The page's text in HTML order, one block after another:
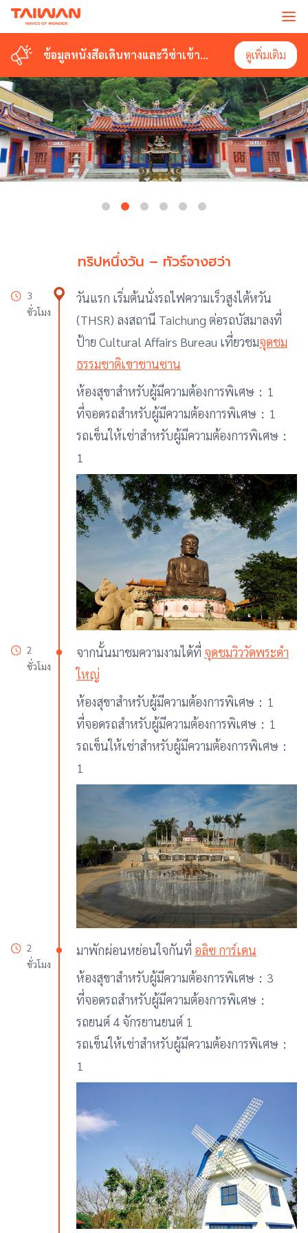
ข้อมูลหนังสือเดินทางและวีซ่าเข้า
ดูเพิ่มเติม
ทริปหนึ่งวัน – ทัวร์จางฮว่า
3
ชั่วโมง
วันแรก เริ่มต้นนั่งรถไฟความเร็วสูงไต้หวัน
(THSR) ลงสถานี Taichung ต่อรถบัสมาลงที่
ป้าย Cultural Affairs Bureau เที่ยวชมจุดชม
ธรรมชาติเขาชานซาน
ห้องสุขาสำหรับผู้มีความต้องการพิเศษ：1
ที่จอดรถสำหรับผู้มีความต้องการพิเศษ：1
รถเข็นให้เช่าสำหรับผู้มีความต้องการพิเศษ：
1
2
ชั่วโมง
จากนั้นมาชมความงามได้ที่ จุดชมวิววัดพระดำ
ใหญ่
ห้องสุขาสำหรับผู้มีความต้องการพิเศษ：1
ที่จอดรถสำหรับผู้มีความต้องการพิเศษ：1
รถเข็นให้เช่าสำหรับผู้มีความต้องการพิเศษ：
1
2
ชั่วโมง
มาพักผ่อนหย่อนใจกันที่ อลิซ การ์เดน
ห้องสุขาสำหรับผู้มีความต้องการพิเศษ：3
ที่จอดรถสำหรับผู้มีความต้องการพิเศษ：
รถยนต์ 4 จักรยานยนต์ 1
รถเข็นให้เช่าสำหรับผู้มีความต้องการพิเศษ：
1